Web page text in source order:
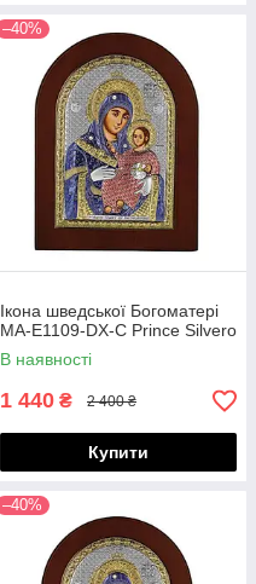
–40%
Ікона шведської Богоматері
MA-E1109-DX-C Prince Silvero
В наявності
1 440 ₴ 2 400 ₴
Купити
–40%